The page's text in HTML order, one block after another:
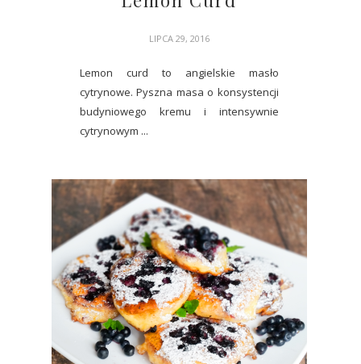
LIPCA 29, 2016
Lemon curd to angielskie masło
cytrynowe. Pyszna masa o konsystencji
budyniowego kremu i intensywnie
cytrynowym ...